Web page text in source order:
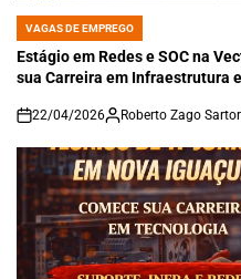
POSTED
IN
VAGAS DE EMPREGO
Estágio em Redes e SOC na
sua Carreira em Infraestrutura
on
22/04/2026 Roberto Zago